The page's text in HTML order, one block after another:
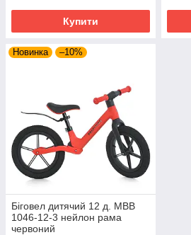
Купити
Новинка –10%
Біговел дитячий 12 д. MBB
1046-12-3 нейлон рама
червоний